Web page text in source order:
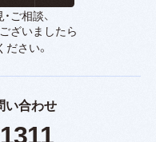
ご相談、
ざいましたら
さい。
い合わせ